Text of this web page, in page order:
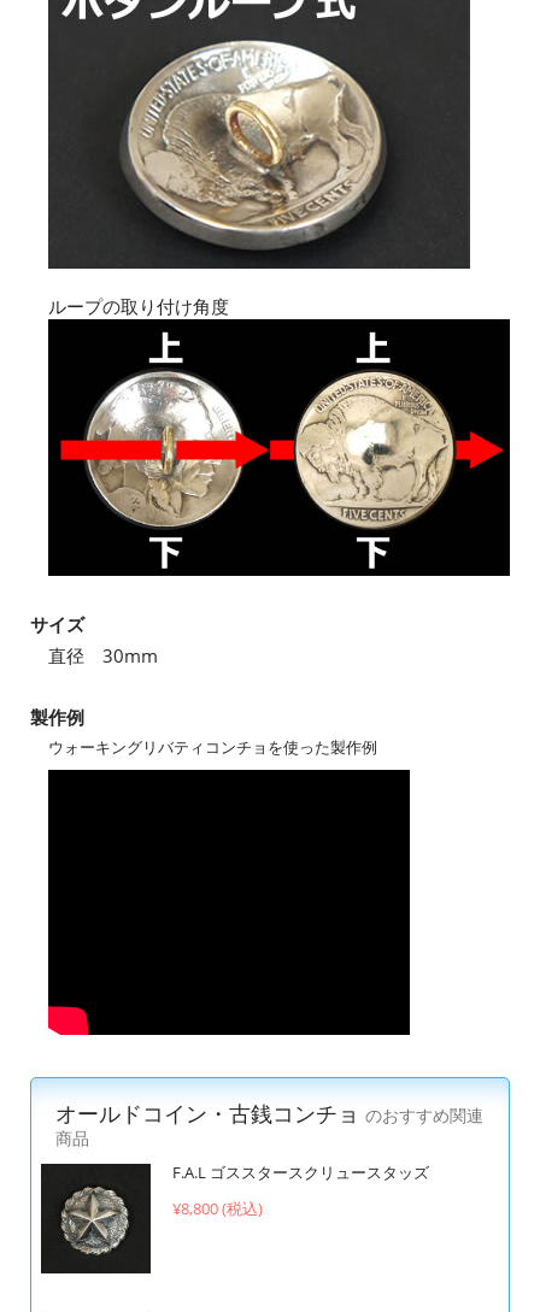
ループの取り付け角度
サイズ
直径 30mm
製作例
ウォーキングリバティコンチョを使った製作例
オールドコイン・古銭コンチョ のおすすめ関連
商品
F.A.L ゴススタースクリュースタッズ
¥8,800 (税込)